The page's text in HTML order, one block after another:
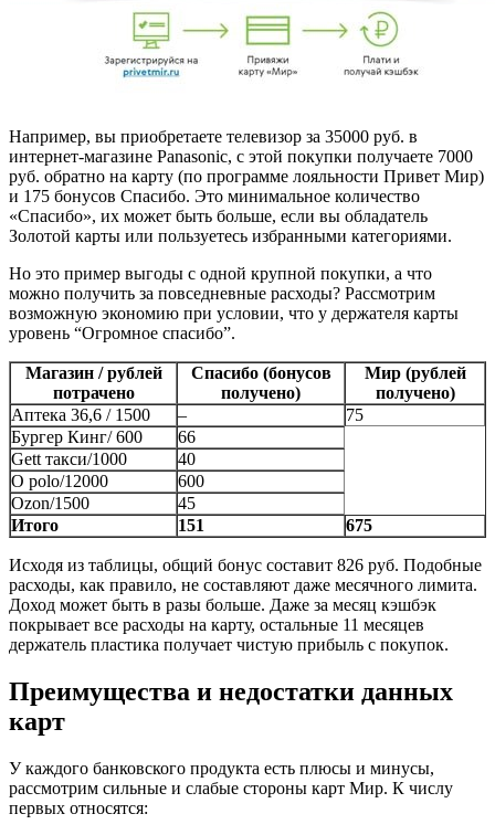
Например, вы приобретаете телевизор за 35000 руб. в
интернет-магазине Panasonic, с этой покупки получаете 7000
руб. обратно на карту (по программе лояльности Привет Мир)
и 175 бонусов Спасибо. Это минимальное количество
«Спасибо», их может быть больше, если вы обладатель
Золотой карты или пользуетесь избранными категориями.
Но это пример выгоды с одной крупной покупки, а что
можно получить за повседневные расходы? Рассмотрим
возможную экономию при условии, что у держателя карты
уровень “Огромное спасибо”.
Магазин / рублей
потрачено
Спасибо (бонусов
получено)
Мир (рублей
получено)
Аптека 36,6 / 1500
–
75
Бургер Кинг/ 600
66
Gett такси/1000
40
O polo/12000
600
Ozon/1500
45
Итого
151 675
Исходя из таблицы, общий бонус составит 826 руб. Подобные
расходы, как правило, не составляют даже месячного лимита.
Доход может быть в разы больше. Даже за месяц кэшбэк
покрывает все расходы на карту, остальные 11 месяцев
держатель пластика получает чистую прибыль с покупок.
Преимущества и недостатки данных
карт
У каждого банковского продукта есть плюсы и минусы,
рассмотрим сильные и слабые стороны карт Мир. К числу
первых относятся: